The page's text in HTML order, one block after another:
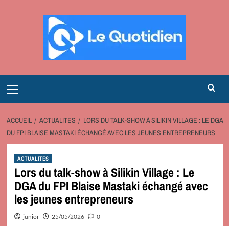
Menu
ACCUEIL ACTUALITES
LORS DU TALK-SHOW À SILIKIN VILLAGE : LE DGA
DU FPI BLAISE MASTAKI ÉCHANGÉ AVEC LES JEUNES ENTREPRENEURS
ACTUALITES
Lors du talk-show à Silikin Village : Le
DGA du FPI Blaise Mastaki échangé avec
les jeunes entrepreneurs
junior 25/05/2026 0